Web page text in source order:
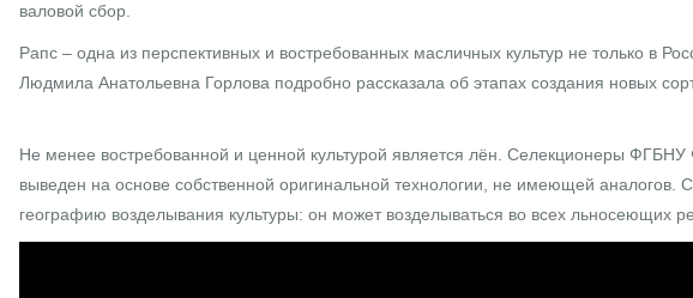
валовой сбор.
Рапс – одна из перспективных и востребованных масличных культур не только в
Людмила Анатольевна Горлова подробно рассказала об этапах создания новых
Не менее востребованной и ценной культурой является лён. Селекционеры
выведен на основе собственной оригинальной технологии, не имеющей
географию возделывания культуры: он может возделываться во всех льносеющих